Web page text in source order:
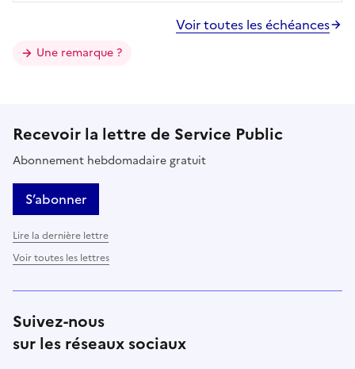
Voir toutes les échéances
Une remarque ?
Recevoir la lettre de Service Public
Abonnement hebdomadaire gratuit
S’abonner
Lire la dernière lettre
Voir toutes les lettres
Suivez-nous
sur les réseaux sociaux